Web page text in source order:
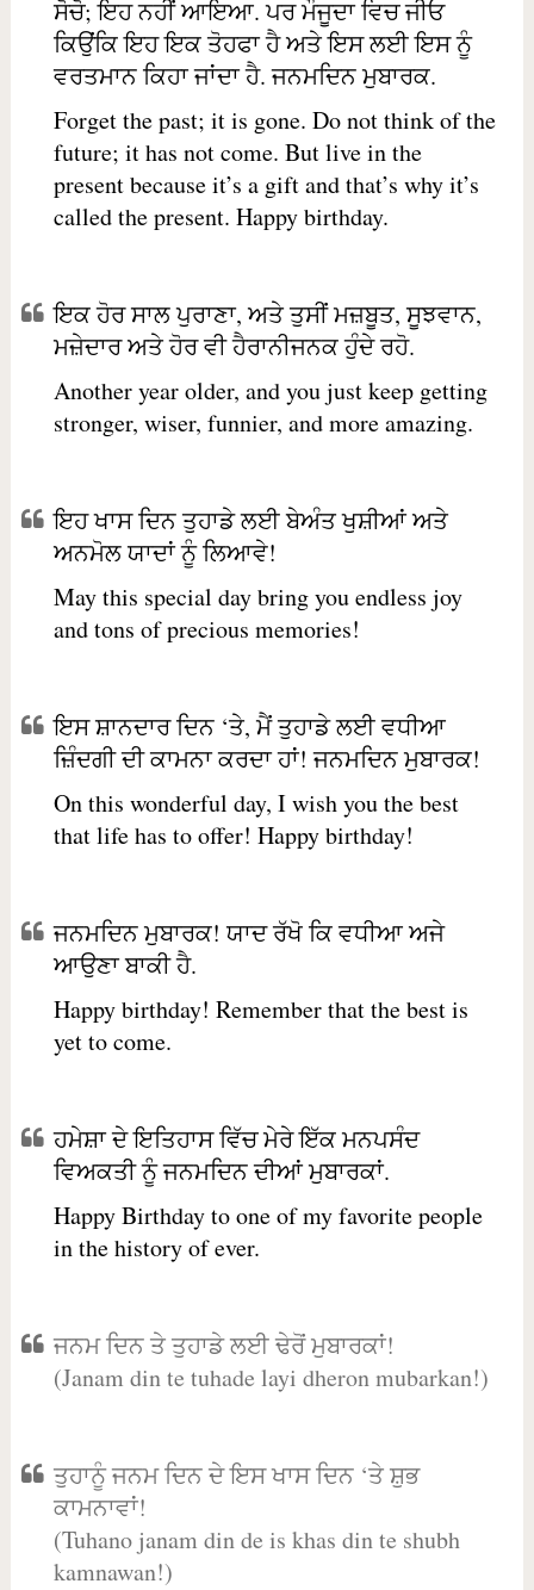
ਸੋਚੋ; ਇਹ ਨਹੀਂ ਆਇਆ. ਪਰ ਮੌਜੂਦਾ ਵਿਚ ਜੀਓ
ਕਿਉਂਕਿ ਇਹ ਇਕ ਤੋਹਫਾ ਹੈ ਅਤੇ ਇਸ ਲਈ ਇਸ ਨੂੰ
ਵਰਤਮਾਨ ਕਿਹਾ ਜਾਂਦਾ ਹੈ. ਜਨਮਦਿਨ ਮੁਬਾਰਕ.
Forget the past; it is gone. Do not think of the
future; it has not come. But live in the
present because it’s a gift and that’s why it’s
called the present. Happy birthday.
ਇਕ ਹੋਰ ਸਾਲ ਪੁਰਾਣਾ, ਅਤੇ ਤੁਸੀਂ ਮਜ਼ਬੂਤ, ਸੂਝਵਾਨ,
ਮਜ਼ੇਦਾਰ ਅਤੇ ਹੋਰ ਵੀ ਹੈਰਾਨੀਜਨਕ ਹੁੰਦੇ ਰਹੋ.
Another year older, and you just keep getting
stronger, wiser, funnier, and more amazing.
ਇਹ ਖਾਸ ਦਿਨ ਤੁਹਾਡੇ ਲਈ ਬੇਅੰਤ ਖੁਸ਼ੀਆਂ ਅਤੇ
ਅਨਮੋਲ ਯਾਦਾਂ ਨੂੰ ਲਿਆਵੇ!
May this special day bring you endless joy
and tons of precious memories!
ਇਸ ਸ਼ਾਨਦਾਰ ਦਿਨ ‘ਤੇ, ਮੈਂ ਤੁਹਾਡੇ ਲਈ ਵਧੀਆ
ਜ਼ਿੰਦਗੀ ਦੀ ਕਾਮਨਾ ਕਰਦਾ ਹਾਂ! ਜਨਮਦਿਨ ਮੁਬਾਰਕ!
On this wonderful day, I wish you the best
that life has to offer! Happy birthday!
ਜਨਮਦਿਨ ਮੁਬਾਰਕ! ਯਾਦ ਰੱਖੋ ਕਿ ਵਧੀਆ ਅਜੇ
ਆਉਣਾ ਬਾਕੀ ਹੈ.
Happy birthday! Remember that the best is
yet to come.
ਹਮੇਸ਼ਾ ਦੇ ਇਤਿਹਾਸ ਵਿੱਚ ਮੇਰੇ ਇੱਕ ਮਨਪਸੰਦ
ਵਿਅਕਤੀ ਨੂੰ ਜਨਮਦਿਨ ਦੀਆਂ ਮੁਬਾਰਕਾਂ.
Happy Birthday to one of my favorite people
in the history of ever.
ਜਨਮ ਦਿਨ ਤੇ ਤੁਹਾਡੇ ਲਈ ਢੇਰੋਂ ਮੁਬਾਰਕਾਂ!
(Janam din te tuhade layi dheron mubarkan!)
ਤੁਹਾਨੂੰ ਜਨਮ ਦਿਨ ਦੇ ਇਸ ਖਾਸ ਦਿਨ ‘ਤੇ ਸ਼ੁਭ
ਕਾਮਨਾਵਾਂ!
(Tuhano janam din de is khas din te shubh
kamnawan!)